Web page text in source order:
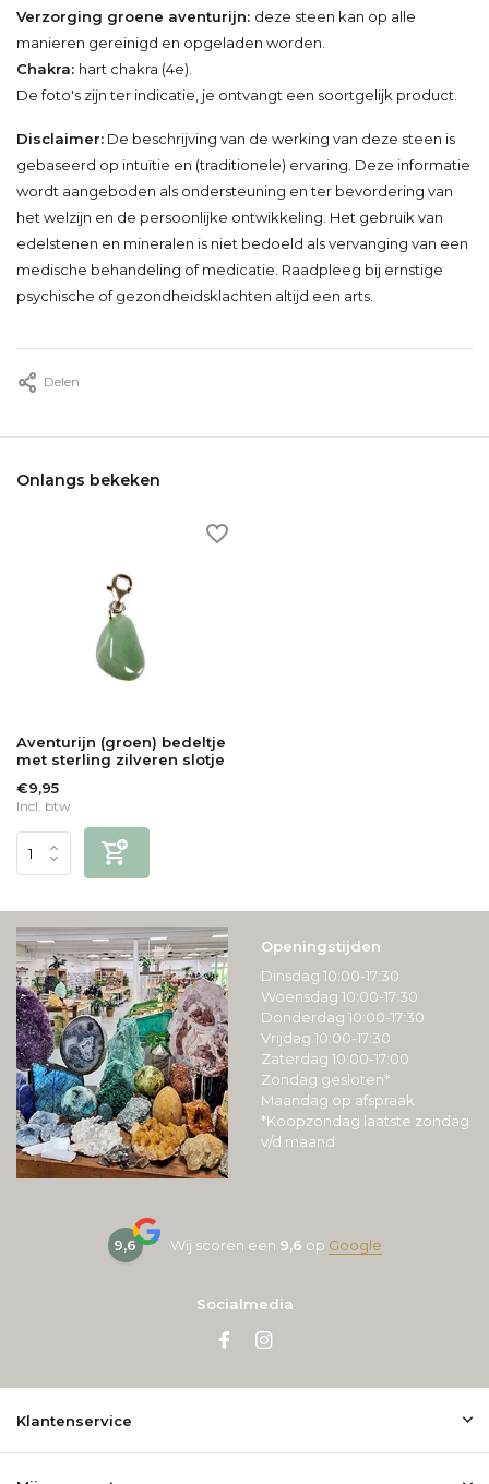
Verzorging groene aventurijn: deze steen kan op alle
manieren gereinigd en opgeladen worden.
Chakra: hart chakra (4e).
De foto's zijn ter indicatie, je ontvangt een soortgelijk product.
Disclaimer: De beschrijving van de werking van deze steen is
gebaseerd op intuïtie en (traditionele) ervaring. Deze informatie
wordt aangeboden als ondersteuning en ter bevordering van
het welzijn en de persoonlijke ontwikkeling. Het gebruik van
edelstenen en mineralen is niet bedoeld als vervanging van een
medische behandeling of medicatie. Raadpleeg bij ernstige
psychische of gezondheidsklachten altijd een arts.
Delen
Onlangs bekeken
Aventurijn (groen) bedeltje
met sterling zilveren slotje
€9,95
Incl. btw
Openingstijden
Dinsdag 10:00-17:30
Woensdag 10:00-17:30
Donderdag 10:00-17:30
Vrijdag 10:00-17:30
Zaterdag 10:00-17:00
Zondag gesloten*
Maandag op afspraak
*Koopzondag laatste zondag
v/d maand
9,6 Wij scoren een 9,6 op Google
Socialmedia
Klantenservice